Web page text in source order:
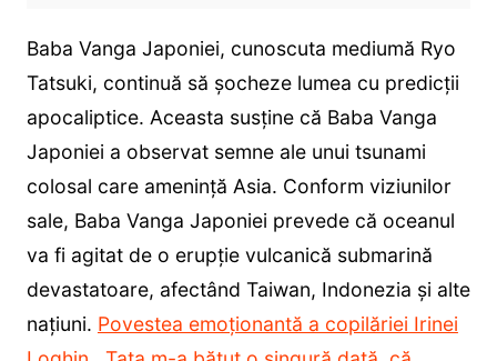
Baba Vanga Japoniei, cunoscuta mediumă Ryo
Tatsuki, continuă să șocheze lumea cu predicții
apocaliptice. Aceasta susține că Baba Vanga
Japoniei a observat semne ale unui tsunami
colosal care amenință Asia. Conform viziunilor
sale, Baba Vanga Japoniei prevede că oceanul
va fi agitat de o erupție vulcanică submarină
devastatoare, afectând Taiwan, Indonezia și alte
națiuni. Povestea emoționantă a copilăriei Irinei